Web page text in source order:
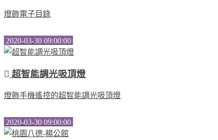
燈飾電子目錄
2020-03-30 09:00:00
超智能調光吸頂燈
燈飾手機遙控的超智能調光吸頂燈
2020-03-30 09:00:00